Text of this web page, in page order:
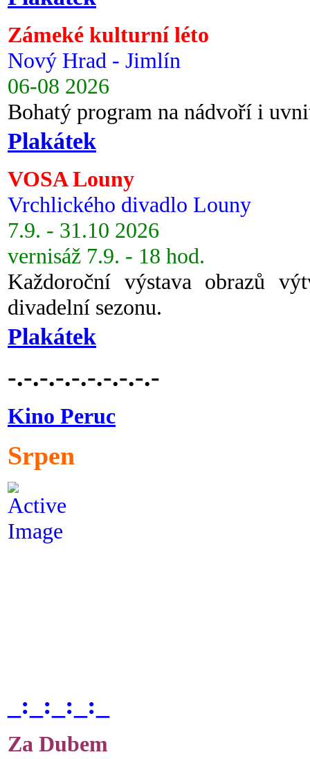
Zámeké kulturní léto
Nový Hrad - Jimlín
06-08 2026
Bohatý program na nádvoří i
Plakátek
VOSA Louny
Vrchlického divadlo Louny
7.9. - 31.10 2026
vernisáž 7.9. - 18 hod.
Každoroční výstava obrazů
divadelní sezonu.
Plakátek
-.-.-.-.-.-.-.-.-.-
Kino Peruc
Srpen
_:_:_:_:_
Za Dubem